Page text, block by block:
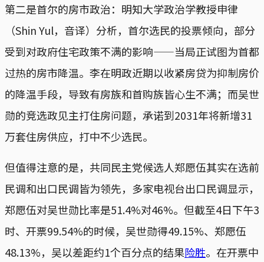
第二是首尔的房市政治：明知大学政治学教授申律
（Shin Yul，音译）分析，首尔选民的投票倾向，部分
受到对政府住宅政策不满的影响——当局正试图为首都
过热的房市降温。李在明政近期以收紧房贷为抑制房价
的降温手段，导致有房族和首购族皆心生不满；而吴世
勋的竞选政见主打住房问题，承诺到2031年将新增31
万套住房供应，打中不少选民。
但值得注意的是，共同民主党候选人郑愿伍其实在选前
民调和出口民调皆为领先，多家电视台出口民调显示，
郑愿伍对吴世勋比率是51.4%对46%。但截至4日下午3
时、开票99.54%的时候，吴世勋得49.15%、郑愿伍
48.13%，吴以差距约1个百分点的结果险胜。在开票中